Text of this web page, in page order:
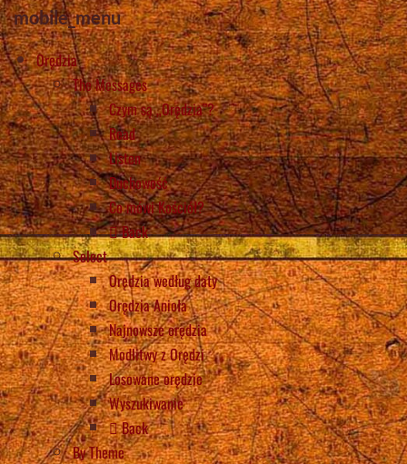
mobile_menu
Orędzia
The Messages
Czym są „Orędzia”?
Read
Listen
Duchowość
Co mówi Kościół?
Back
Select
Orędzia według daty
Orędzia Anioła
Najnowsze orędzia
Modlitwy z Orędzi
Losowane orędzie
Wyszukiwanie
Back
By Theme